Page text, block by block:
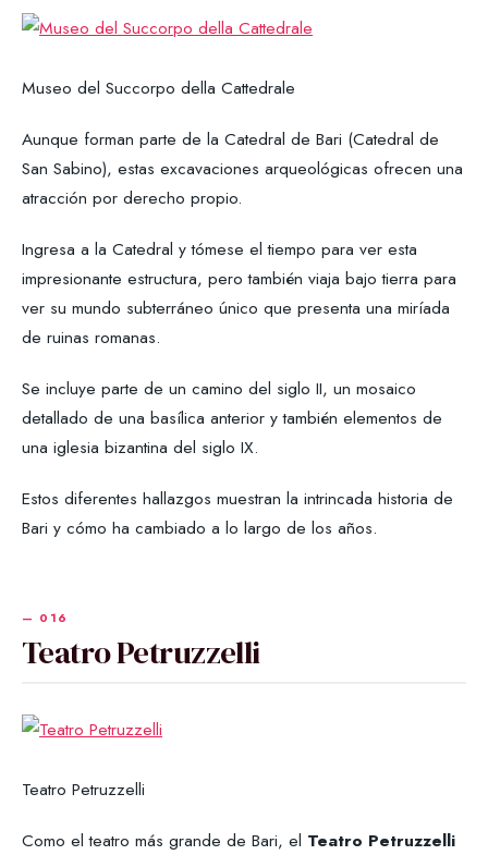
Museo del Succorpo della Cattedrale
Aunque forman parte de la Catedral de Bari (Catedral de
San Sabino), estas excavaciones arqueológicas ofrecen una
atracción por derecho propio.
Ingresa a la Catedral y tómese el tiempo para ver esta
impresionante estructura, pero también viaja bajo tierra para
ver su mundo subterráneo único que presenta una miríada
de ruinas romanas.
Se incluye parte de un camino del siglo II, un mosaico
detallado de una basílica anterior y también elementos de
una iglesia bizantina del siglo IX.
Estos diferentes hallazgos muestran la intrincada historia de
Bari y cómo ha cambiado a lo largo de los años.
Teatro Petruzzelli
Teatro Petruzzelli
Como el teatro más grande de Bari, el Teatro Petruzzelli